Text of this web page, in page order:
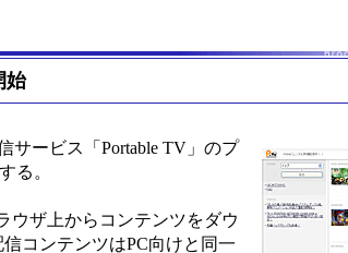
始
サービス「Portable TV」のプ
る。
ウザ上からコンテンツをダウ
コンテンツはPC向けと同一